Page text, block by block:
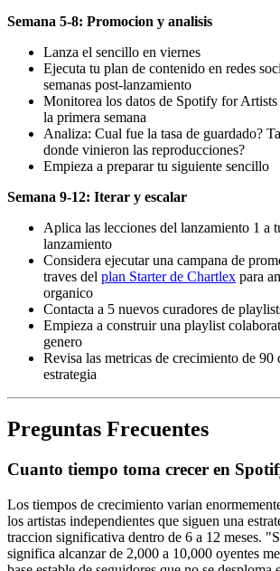
Semana 5-8: Promocion y analisis
Lanza el sencillo en viernes
Ejecuta tu plan de contenido en redes
semanas post-lanzamiento
Monitorea los datos de Spotify for Artists
la primera semana
Analiza: Cual fue la tasa de guardado?
donde vinieron las reproducciones?
Empieza a preparar tu siguiente sencillo
Semana 9-12: Iterar y escalar
Aplica las lecciones del lanzamiento 1 a
lanzamiento
Considera ejecutar una campana de
traves del plan Starter de Chartlex para
organico
Contacta a 5 nuevos curadores de
Empieza a construir una playlist
genero
Revisa las metricas de crecimiento de 90
estrategia
Preguntas Frecuentes
Cuanto tiempo toma crecer en
Los tiempos de crecimiento varian
los artistas independientes que siguen una
traccion significativa dentro de 6 a 12 meses.
significa alcanzar de 2,000 a 10,000 oyentes